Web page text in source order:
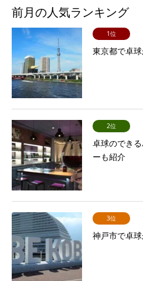
前月の人気ランキング
1位
東京都で卓
2位
卓球のでき
ーも紹介
3位
神戸市で卓